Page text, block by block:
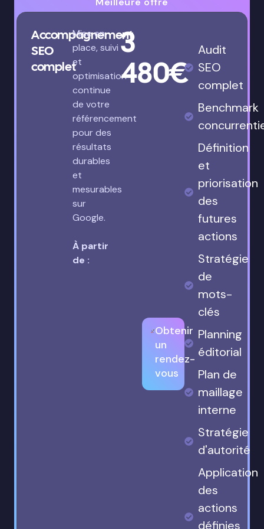
Accompagnement
SEO
complet
Mise en
place, suivi
et
optimisation
continue
de votre
référencement
pour des
résultats
durables
et
mesurables
sur
Google.
À partir
de :
3
480€
Obtenir
un
rendez-
vous
Audit
SEO
complet
Benchmark
Définition
et
priorisation
des
futures
actions
Stratégie
de
mots-
clés
Planning
éditorial
Plan de
maillage
interne
Stratégie
d'autorité
Application
des
actions
définies